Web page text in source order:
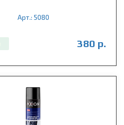
Арт.: 5080
380 р.